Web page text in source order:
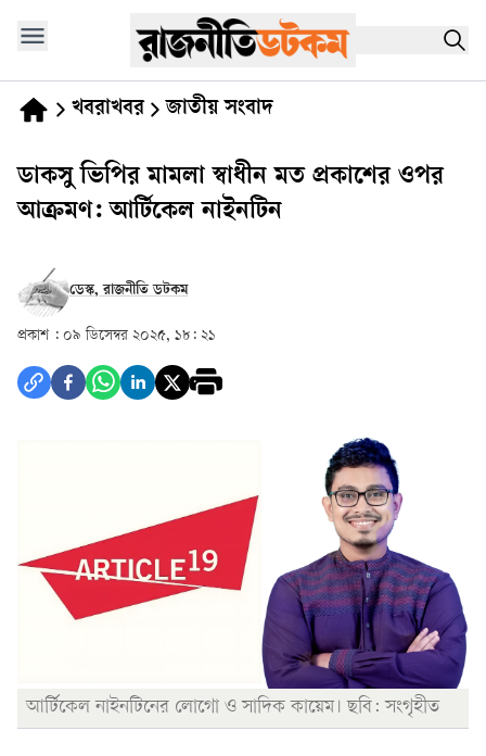
খবরাখবর জাতীয় সংবাদ
ডাকসু ভিপির মামলা স্বাধীন মত প্রকাশের ওপর
আক্রমণ: আর্টিকেল নাইনটিন
ডেস্ক, রাজনীতি ডটকম
প্রকাশ : ০৯ ডিসেম্বর ২০২৫, ১৮: ২১
আর্টিকেল নাইনটিনের লোগো ও সাদিক কায়েম। ছবি: সংগৃহীত